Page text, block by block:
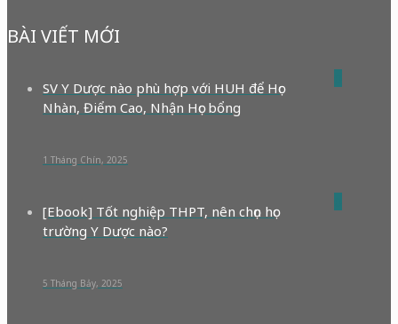
BÀI VIẾT MỚI
SV Y Dược nào phù hợp với HUH để Học
Nhàn, Điểm Cao, Nhận Học bổng
1 Tháng Chín, 2025
[Ebook] Tốt nghiệp THPT, nên chọn học
trường Y Dược nào?
5 Tháng Bảy, 2025